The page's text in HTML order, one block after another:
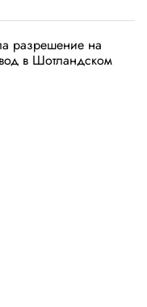
разрешение на
в Шотландском